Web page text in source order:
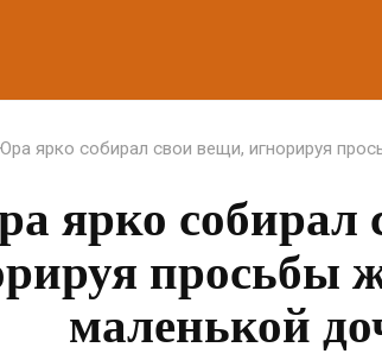
ярко собирал свои вещи, игнорируя
ярко собирал
просьбы
маленькой